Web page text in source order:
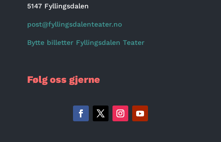
5147 Fyllingsdalen
post@fyllingsdalenteater.no
Bytte billetter Fyllingsdalen Teater
Følg oss gjerne